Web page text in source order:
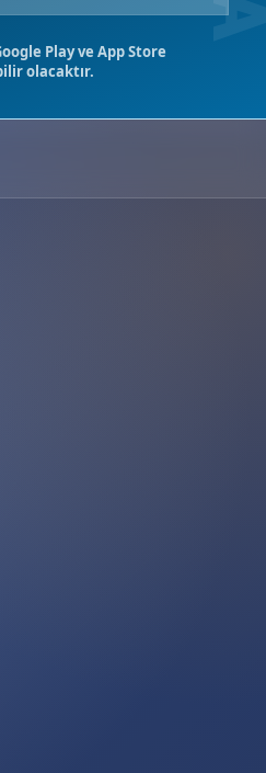
Play ve App Store
olacaktır.